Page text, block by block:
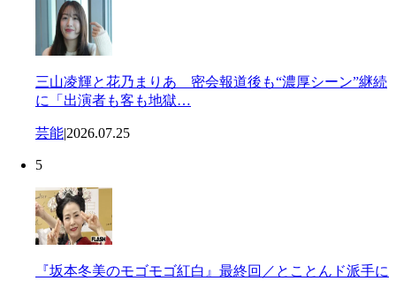
三山凌輝と花乃まりあ 密会報道後も“濃厚シーン”継続
に「出演者も客も地獄…
芸能|2026.07.25
5
『坂本冬美のモゴモゴ紅白』最終回／とことんド派手に